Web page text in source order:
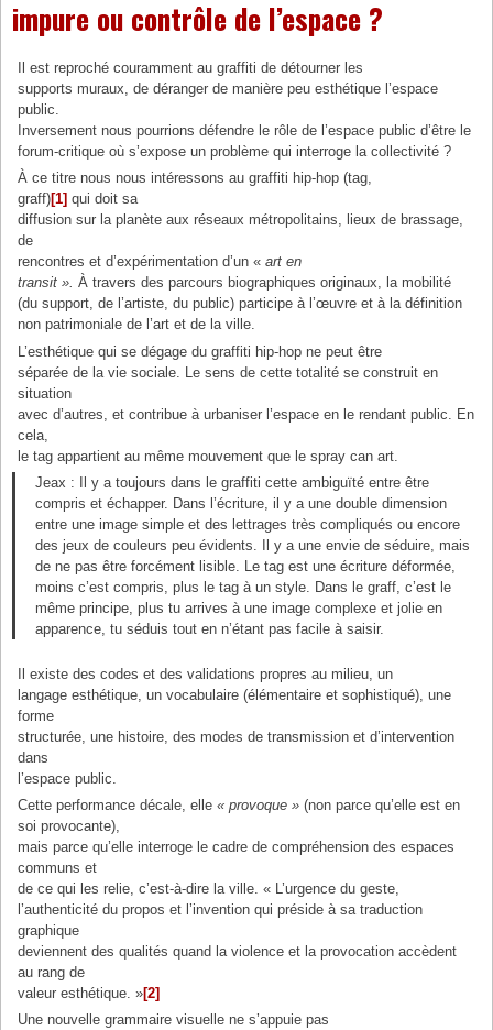
impure ou contrôle de l’espace ?
Il est reproché couramment au graffiti de détourner les
supports muraux, de déranger de manière peu esthétique l’espace
public.
Inversement nous pourrions défendre le rôle de l’espace public d’être le
forum-critique où s’expose un problème qui interroge la collectivité ?
À ce titre nous nous intéressons au graffiti hip-hop (tag,
graff)[1] qui doit sa
diffusion sur la planète aux réseaux métropolitains, lieux de brassage,
de
rencontres et d’expérimentation d’un «art en
transit ».À travers des parcours biographiques originaux, la mobilité
(du support, de l’artiste, du public) participe à l’œuvre et à la définition
non patrimoniale de l’art et de la ville.
L’esthétique qui se dégage du graffiti hip-hop ne peut être
séparée de la vie sociale. Le sens de cette totalité se construit en
situation
avec d’autres, et contribue à urbaniser l’espace en le rendant public. En
cela,
le tag appartient au même mouvement que le spray can art.
Jeax : Il y a toujours dans le graffiti cette ambiguïté entre être
compris et échapper. Dans l’écriture, il y a une double dimension
entre une image simple et des lettrages très compliqués ou encore
des jeux de couleurs peu évidents. Il y a une envie de séduire, mais
de ne pas être forcément lisible. Le tag est une écriture déformée,
moins c’est compris, plus le tag à un style. Dans le graff, c’est le
même principe, plus tu arrives à une image complexe et jolie en
apparence, tu séduis tout en n’étant pas facile à saisir.
Il existe des codes et des validations propres au milieu, un
langage esthétique, un vocabulaire (élémentaire et sophistiqué), une
forme
structurée, une histoire, des modes de transmission et d’intervention
dans
l’espace public.
Cette performance décale, elle« provoque »(non parce qu’elle est en
soi provocante),
mais parce qu’elle interroge le cadre de compréhension des espaces
communs et
de ce qui les relie, c’est-à-dire la ville. « L’urgence du geste,
l’authenticité du propos et l’invention qui préside à sa traduction
graphique
deviennent des qualités quand la violence et la provocation accèdent
au rang de
valeur esthétique. »[2]
Une nouvelle grammaire visuelle ne s’appuie pas